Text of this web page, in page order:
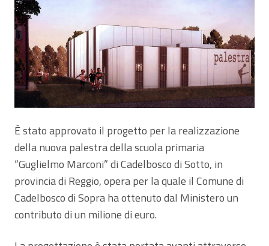
È stato approvato il progetto per la realizzazione
della nuova palestra della scuola primaria
“Guglielmo Marconi” di Cadelbosco di Sotto, in
provincia di Reggio, opera per la quale il Comune di
Cadelbosco di Sopra ha ottenuto dal Ministero un
contributo di un milione di euro.